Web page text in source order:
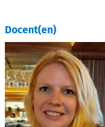
Docent(en)